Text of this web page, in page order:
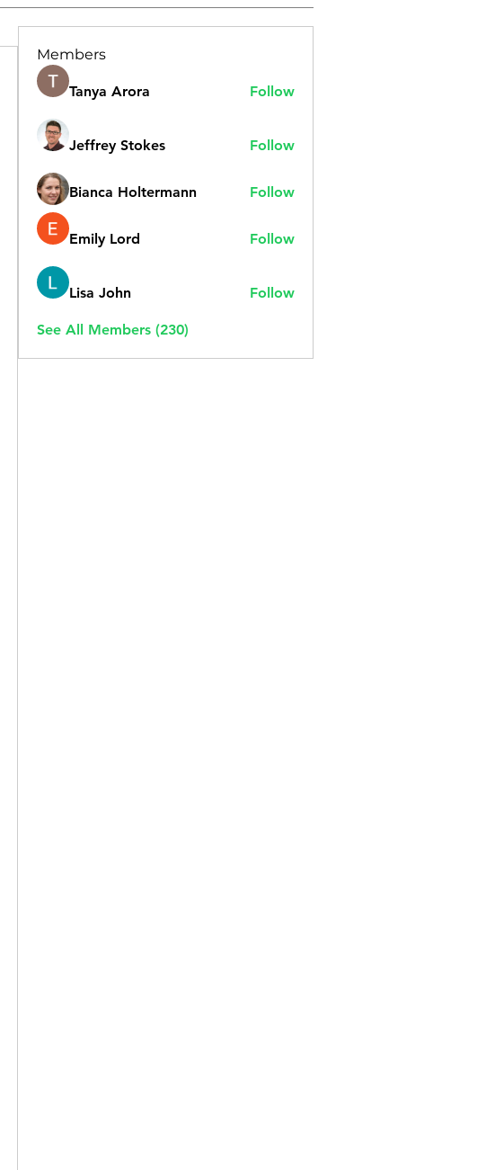
Members
Tanya Arora Follow
Jeffrey Stokes Follow
Bianca Holtermann Follow
Emily Lord Follow
Lisa John Follow
See All Members (230)